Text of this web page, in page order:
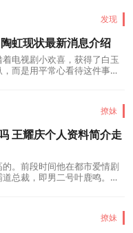
发现
虹现状最新消息介绍
电视剧小欢喜，获得了白玉
而是用平常心看待这件事，
撩妹
王耀庆个人资料简介走
。前段时间他在都市爱情剧
总裁，即男二号叶鹿鸣。王
撩妹